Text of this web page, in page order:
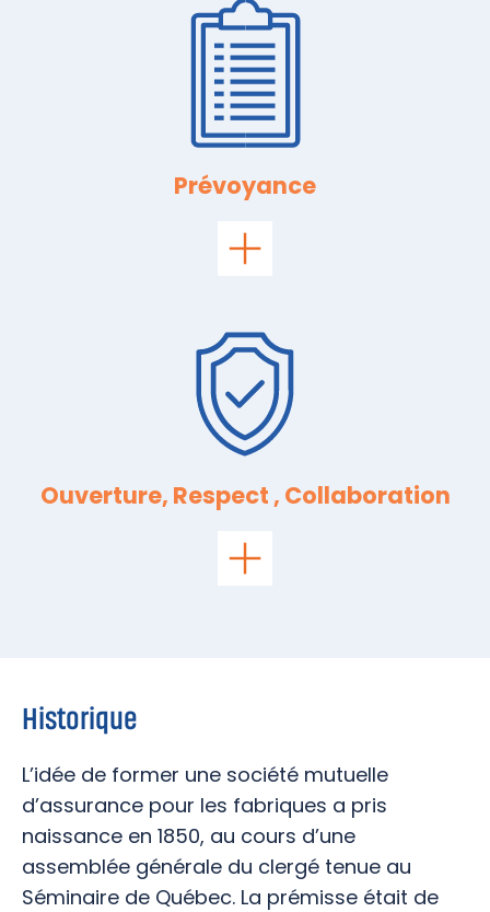
Prévoyance
Ouverture, Respect , Collaboration
Historique
L’idée de former une société mutuelle
d’assurance pour les fabriques a pris
naissance en 1850, au cours d’une
assemblée générale du clergé tenue au
Séminaire de Québec. La prémisse était de